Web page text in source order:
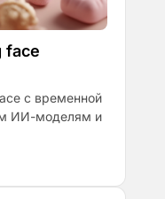
face
с временной
ИИ-моделям и